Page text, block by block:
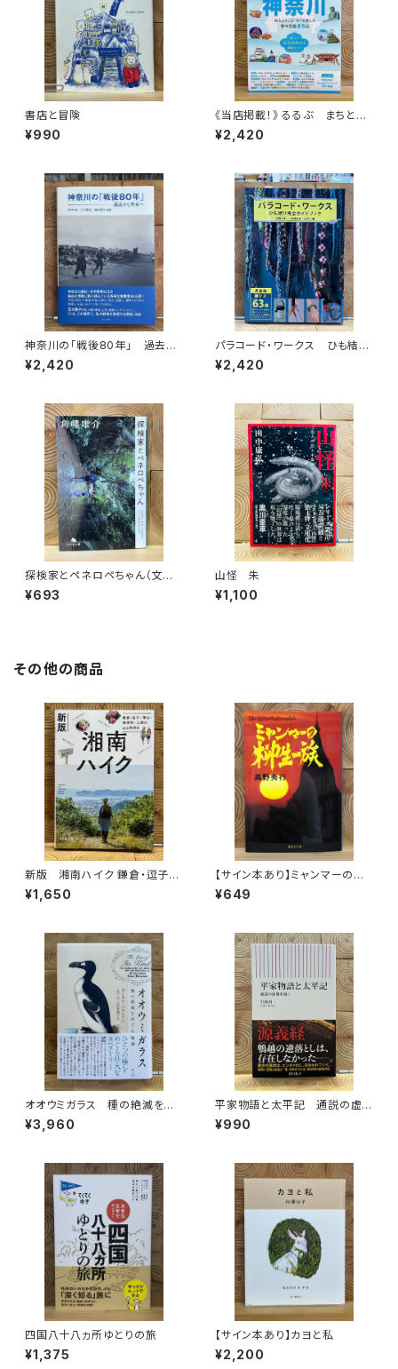
書店と冒険
¥990
《当店掲載！》 るるぶ まちとい
ろ 神奈川
¥2,420
神奈川の「戦後80年」 過去か
ら未来へ
¥2,420
パラコード・ワークス ひも結び
完全ガイドブック
¥2,420
探検家とペネロペちゃん（文庫
版）
¥693
山怪 朱
¥1,100
その他の商品
新版 湘南ハイク 鎌倉・逗子・
葉山・横須賀・三浦の山と海歩き
¥1,650
【サイン本あり】ミャンマーの柳
生一族
¥649
オオウミガラス 種の絶滅をめ
ぐる物語
¥3,960
平家物語と太平記 通説の虚
像を暴く
¥990
四国八十八ヵ所ゆとりの旅
¥1,375
【サイン本あり】カヨと私
¥2,200